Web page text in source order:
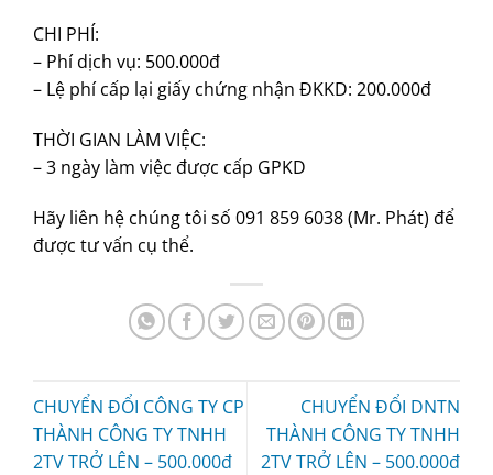
CHI PHÍ:
– Phí dịch vụ: 500.000đ
– Lệ phí cấp lại giấy chứng nhận ĐKKD: 200.000đ
THỜI GIAN LÀM VIỆC:
– 3 ngày làm việc được cấp GPKD
Hãy liên hệ chúng tôi số 091 859 6038 (Mr. Phát) để
được tư vấn cụ thể.
CHUYỂN ĐỔI CÔNG TY CP
THÀNH CÔNG TY TNHH
2TV TRỞ LÊN – 500.000đ
CHUYỂN ĐỔI DNTN
THÀNH CÔNG TY TNHH
2TV TRỞ LÊN – 500.000đ